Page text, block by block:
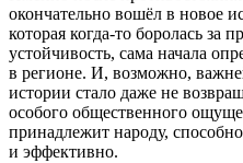
окончательно вошёл в новое
которая когда-то боролась за
устойчивость, сама начала
в регионе. И, возможно,
истории стало даже не
особого общественного
принадлежит народу,
и эффективно.